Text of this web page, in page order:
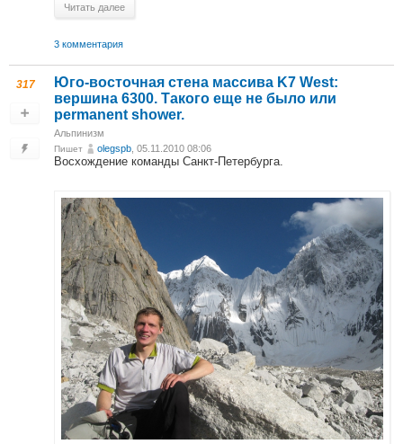
Читать далее
3 комментария
317
Юго-восточная стена массива K7 West:
вершина 6300. Такого еще не было или
permanent shower.
Альпинизм
Пишет olegspb , 05.11.2010 08:06
Восхождение команды Санкт-Петербурга.